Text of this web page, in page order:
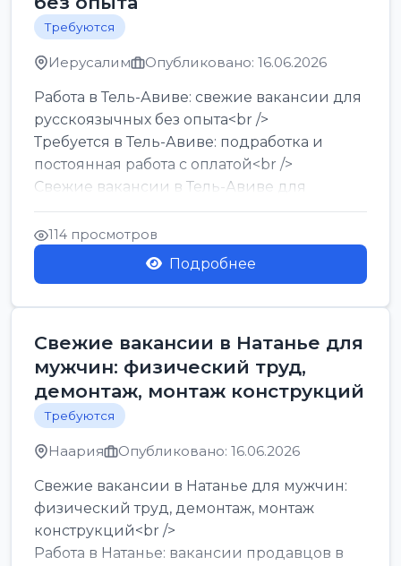
Требуются
Иерусалим Опубликовано: 16.06.2026
Работа в Тель-Авиве: свежие вакансии для
русскоязычных без опыта<br />
Требуется в Тель-Авиве: подработка и
постоянная работа с оплатой<br />
Свежие вакансии в Тель-Авиве для
мужчин и женщин от хозя...
114 просмотров
Подробнее
Свежие вакансии в Натанье для
мужчин: физический труд,
демонтаж, монтаж конструкций
Требуются
Наария Опубликовано: 16.06.2026
Свежие вакансии в Натанье для мужчин:
физический труд, демонтаж, монтаж
конструкций<br />
Работа в Натанье: вакансии продавцов в